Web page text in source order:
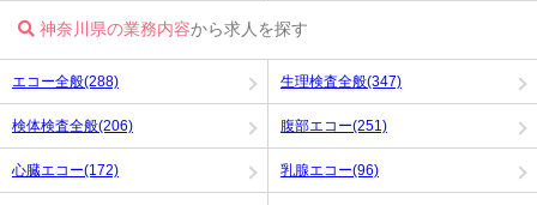
神奈川県の業務内容から求人を探す
エコー全般(288) 生理検査全般(347)
検体検査全般(206) 腹部エコー(251)
心臓エコー(172) 乳腺エコー(96)